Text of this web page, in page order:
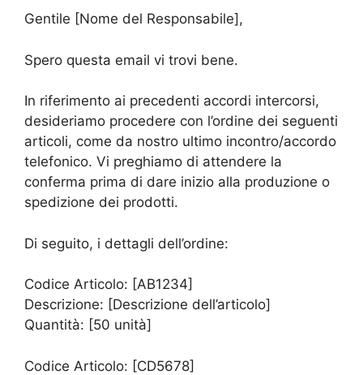
Gentile [Nome del Responsabile],
Spero questa email vi trovi bene.
In riferimento ai precedenti accordi intercorsi,
desideriamo procedere con l’ordine dei seguenti
articoli, come da nostro ultimo incontro/accordo
telefonico. Vi preghiamo di attendere la
conferma prima di dare inizio alla produzione o
spedizione dei prodotti.
Di seguito, i dettagli dell’ordine:
Codice Articolo: [AB1234]
Descrizione: [Descrizione dell’articolo]
Quantità: [50 unità]
Codice Articolo: [CD5678]